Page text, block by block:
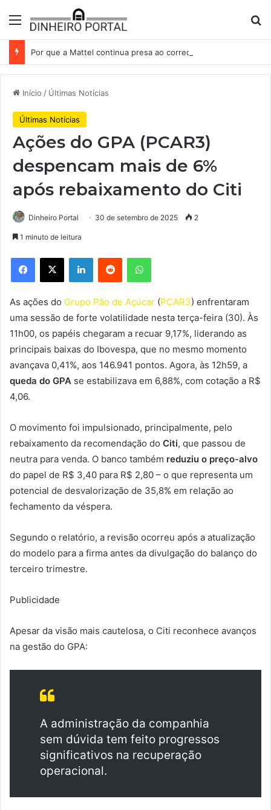
Menu
Início / Últimas Notícias
Últimas Notícias
Ações do GPA (PCAR3)
despencam mais de 6%
após rebaixamento do Citi
Dinheiro Portal 30 de setembro de 2025 2
1 minuto de leitura
Facebook
X LinkedinReddit WhatsApp
As ações do Grupo Pão de Açúcar (PCAR3) enfrentaram
uma sessão de forte volatilidade nesta terça-feira (30). Às
11h00, os papéis chegaram a recuar 9,17%, liderando as
principais baixas do Ibovespa, que no mesmo momento
avançava 0,41%, aos 146.941 pontos. Agora, às 12h59, a
queda do GPA se estabilizava em 6,88%, com cotação a R$
4,06.
O movimento foi impulsionado, principalmente, pelo
rebaixamento da recomendação do Citi, que passou de
neutra para venda. O banco também reduziu o preço-alvo
do papel de R$ 3,40 para R$ 2,80 – o que representa um
potencial de desvalorização de 35,8% em relação ao
fechamento da véspera.
Segundo o relatório, a revisão ocorreu após a atualização
do modelo para a firma antes da divulgação do balanço do
terceiro trimestre.
Publicidade
Apesar da visão mais cautelosa, o Citi reconhece avanços
na gestão do GPA:
A administração da companhia
sem dúvida tem feito progressos
significativos na recuperação
operacional.